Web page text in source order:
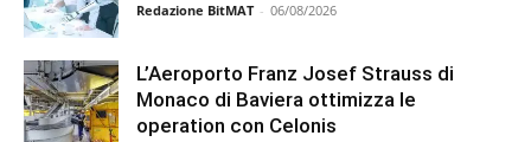
Redazione BitMAT - 06/08/2026
L’Aeroporto Franz Josef Strauss di
Monaco di Baviera ottimizza le
operation con Celonis